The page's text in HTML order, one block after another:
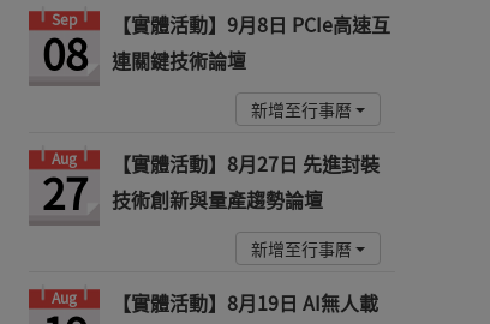
Sep
08
【實體活動】9月8日 PCIe高速互
連關鍵技術論壇
新增至行事曆
Aug
27
【實體活動】8月27日 先進封裝
技術創新與量產趨勢論壇
新增至行事曆
Aug
【實體活動】8月19日 AI無人載